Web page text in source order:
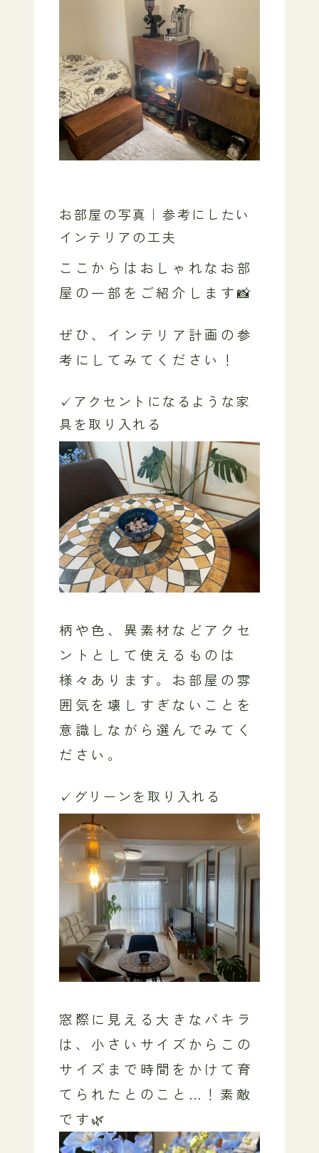
お部屋の写真｜参考にしたい
インテリアの工夫
ここからはおしゃれなお部
屋の一部をご紹介します📸
ぜひ、インテリア計画の参
考にしてみてください！
✓アクセントになるような家
具を取り入れる
柄や色、異素材などアクセ
ントとして使えるものは
様々あります。 お部屋の雰
囲気を壊しすぎないことを
意識しながら選んでみてく
ださい。
✓グリーンを取り入れる
窓際に見える大きなパキラ
は、小さいサイズからこの
サイズまで時間をかけて育
てられたとのこと…！素敵
です🌿